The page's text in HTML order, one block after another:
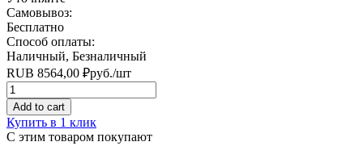
Самовывоз:
Бесплатно
Способ оплаты:
Наличный, Безналичный
RUB 8564,00 ₽руб./шт
Quantity
Add to cart
Купить в 1 клик
С этим товаром покупают